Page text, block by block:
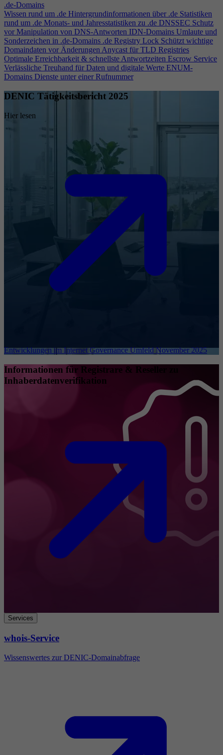
.de-Domains
Wissen rund um .de Hintergrundinformationen über .de Statistiken
rund um .de Monats- und Jahresstatistiken zu .de DNSSEC Schutz
vor Manipulation von DNS-Antworten IDN-Domains Umlaute und
Sonderzeichen in .de-Domains .de Registry Lock Schützt wichtige
Domaindaten vor ÄnderungenAnycast für TLD Registries
Optimale Erreichbarkeit & schnellste Antwortzeiten Escrow Service
Verlässliche Treuhand für Daten und digitale Werte ENUM-
Domains Dienste unter einer Rufnummer
DENIC Tätigkeitsbericht 2025
Hier lesen
Entwicklungen im Internet Governance Umfeld November 2025
Informationen für Registrare & Reseller zu
Inhaberdatenverifikation
Services
whois-Service
Wissenswertes zur DENIC-Domainabfrage